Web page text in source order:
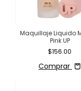
Maquillaje Liquido
Pink UP
$156.00
Comprar